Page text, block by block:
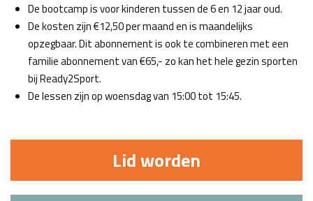
De bootcamp is voor kinderen tussen de 6 en 12 jaar oud.
De kosten zijn €12,50 per maand en is maandelijks
opzegbaar. Dit abonnement is ook te combineren met een
familie abonnement van €65,- zo kan het hele gezin sporten
bij Ready2Sport.
De lessen zijn op woensdag van 15:00 tot 15:45.
Lid worden